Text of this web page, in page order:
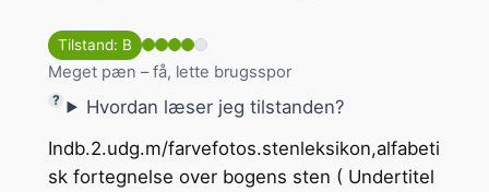
Tilstand: B
Meget pæn – få, lette brugsspor
Hvordan læser jeg tilstanden?
Indb.2.udg.m/farvefotos.stenleksikon,alfabeti
sk fortegnelse over bogens sten ( Undertitel